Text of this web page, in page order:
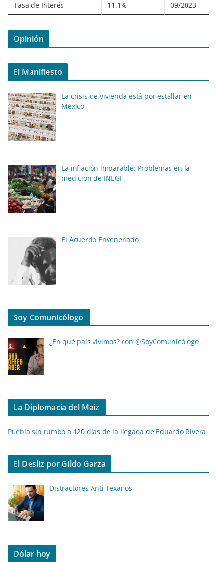
Tasa de Interés 11.1% 09/2023
Opinión
El Manifiesto
La crisis de vivienda está por estallar en
México
La inflación imparable: Problemas en la
medición de INEGI
El Acuerdo Envenenado
Soy Comunicólogo
¿En qué país vivimos? con @SoyComunicólogo
La Diplomacia del Maíz
Puebla sin rumbo a 120 días de la llegada de Eduardo Rivera
El Desliz por Gildo Garza
Distractores Anti Texanos
Dólar hoy